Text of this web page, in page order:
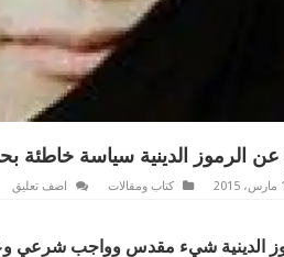
الرموز الدينية سياسة خاطئة
كتاب ومقالات اضف تعليق
الدينية شيء مقدس وواجب شرعي